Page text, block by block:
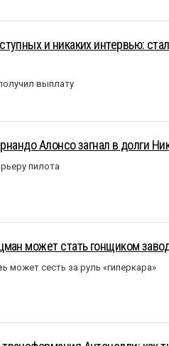
и никаких интервью:
выплату
Алонсо загнал в долги
пилота
может стать гонщиком
может сесть за руль «гиперкара»